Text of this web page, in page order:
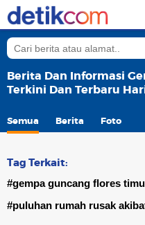
Berita Dan Informasi
Terkini Dan Terbaru
Semua Berita Foto
Tag Terkait:
#gempa guncang flores
#puluhan rumah rusak